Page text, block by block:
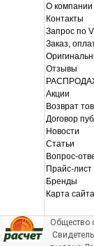
О компании
Контакты
Запрос по
Заказ,
Отзывы
Акции
Возврат
Договор
Новости
Статьи
Вопрос-
Прайс-лист
Бренды
Карта сайта
Общество